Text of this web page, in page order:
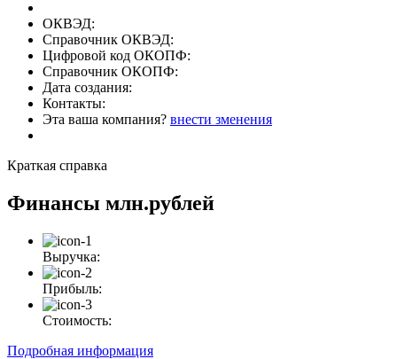
ОКВЭД:
Справочник ОКВЭД:
Цифровой код ОКОПФ:
Справочник ОКОПФ:
Дата создания:
Контакты:
Эта ваша компания? внести зменения
Краткая справка
Финансы млн.рублей
Выручка:
Прибыль:
Стоимость:
Подробная информация